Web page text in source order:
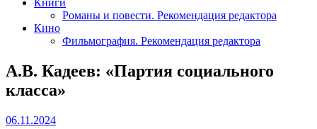
Романы и повести. Рекомендация редактора
Кино
Фильмография. Рекомендация редактора
А.В. Кадеев: «Партия социального
класса»
06.11.202406.11.2024